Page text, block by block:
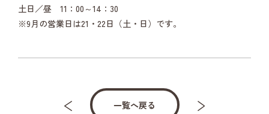
土日／昼 11：00～14：30
※9月の営業日は21・22日（土・日）です。
一覧へ戻る